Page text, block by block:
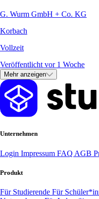
G. Wurm GmbH + Co. KG
Korbach
Vollzeit
Veröffentlicht vor 1 Woche
Mehr anzeigen
Unternehmen
Login Impressum FAQ AGB
Produkt
Für Studierende Für